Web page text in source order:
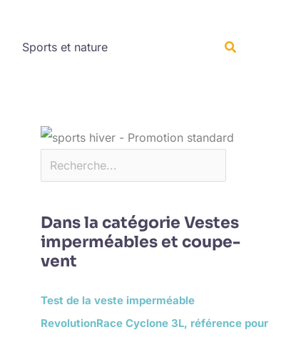
Sports et nature
Dans la catégorie Vestes
imperméables et coupe-
vent
Test de la veste imperméable
RevolutionRace Cyclone 3L, référence pour